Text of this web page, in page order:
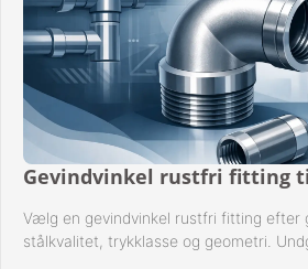
Gevindvinkel rustfri fitting
Vælg en gevindvinkel rustfri fitting efter
stålkvalitet, trykklasse og geometri.